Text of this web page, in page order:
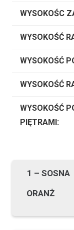
WYSOKOŚC
WYSOKOŚĆ
WYSOKOŚĆ
WYSOKOŚĆ
WYSOKOŚĆ
PIĘTRAMI:
1 –
3